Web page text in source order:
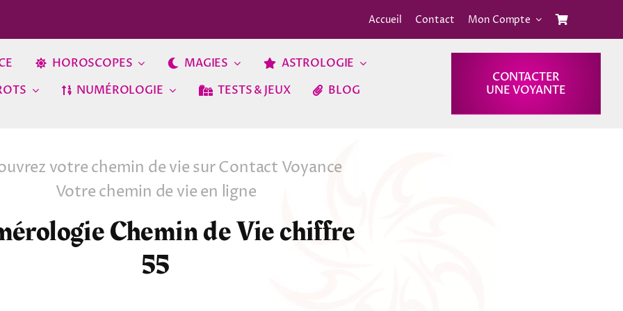
Accueil Contact Mon Compte
HOROSCOPES MAGIES
ASTROLOGIE
NUMÉROLOGIE TESTS & JEUX BLOG
CONTACTER
UNE VOYANTE
votre chemin de vie sur Contact Voyance
Votre chemin de vie en ligne
Chemin de Vie chiffre
55